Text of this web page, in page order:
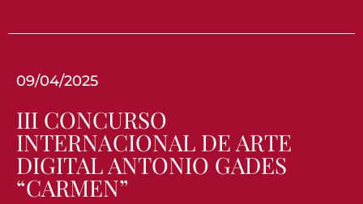
09/04/2025
III CONCURSO
INTERNACIONAL DE ARTE
DIGITAL ANTONIO GADES
“CARMEN”